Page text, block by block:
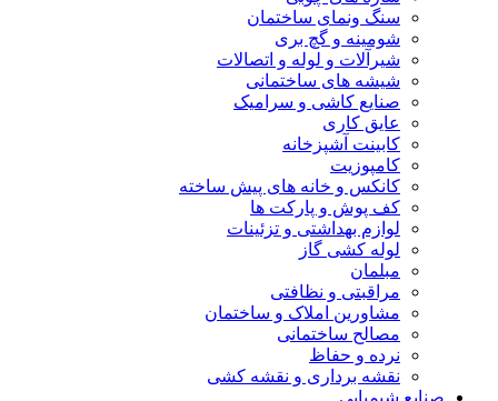
سنگ ونمای ساختمان
شومینه و گچ بری
شیرآلات و لوله و اتصالات
شیشه های ساختمانی
صنایع کاشی و سرامیک
عایق کاری
کابینت آشپزخانه
کامپوزیت
کانکس و خانه های پیش ساخته
کف پوش و پارکت ها
لوازم بهداشتی و تزئینات
لوله کشی گاز
مبلمان
مراقبتی و نظافتی
مشاورین املاک و ساختمان
مصالح ساختمانی
نرده و حفاظ
نقشه برداری و نقشه کشی